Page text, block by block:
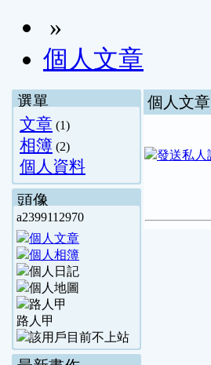
»
個人文章
選單
文章 (1)
相簿 (2)
個人資料
頭像
a2399112970
路人甲
個人文章